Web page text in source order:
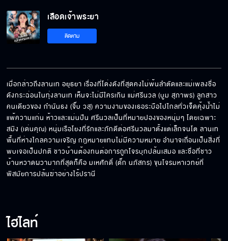
เลือดเจ้าพระยา
ติดตาม
เมื่อกล่าวถึงลานเท อยุธยา เรื่องที่โด่งดังที่สุดคงไม่พ้นลำตัดและแม่เพลงชื่อ
ดังกระฉ่อนในทุ่งลานเท เห็นจะไม่มีใครเกิน แม่ศรีนวล (บูม สุภาพร) ลูกสาว
คนเดียวของ กำนันธง (จิ๊บ วสุ) ความงามของเธอระบือไปไกลทั่วเจ็ดคุ้งน้ำไม่
แพ้ความแก่น ห้าวและแม่นปืน ศรีนวลเป็นที่หมายปองของหนุ่มๆ โดยเฉพาะ
สมิง (เด่นคุณ) หนุ่มเรือโยงที่รักและภักดีต่อศรีนวลมาตั้งแต่เล็กจนโต ลานเท
พื้นที่ห่างไกลความเจริญ กฎหมายแทบไม่มีความหมาย อำนาจเถื่อนเป็นสิ่งที่
พบเจอเป็นปกติ ชาวบ้านต้องทนต่อการถูกโจรบุกปล้นเสมอ และชื่อที่ชาว
บ้านหวาดผวามากที่สุดก็คือ มเหศักดิ์ (ตั๊ก นภัสกร) ขุนโจรมหาเวทย์ที่
พิสมัยการปล้นฆ่าอย่างไร้ปรานี
ไฮไลท์